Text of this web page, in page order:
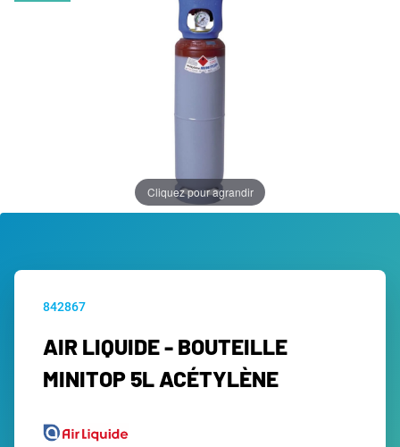
Cliquez pour agrandir
842867
AIR LIQUIDE - BOUTEILLE
MINITOP 5L ACÉTYLÈNE